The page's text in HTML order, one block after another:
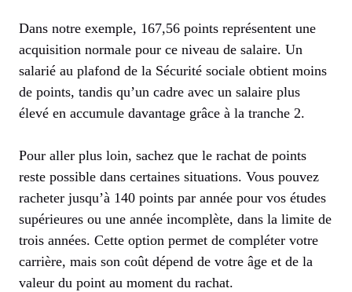
Dans notre exemple, 167,56 points représentent une
acquisition normale pour ce niveau de salaire. Un
salarié au plafond de la Sécurité sociale obtient moins
de points, tandis qu’un cadre avec un salaire plus
élevé en accumule davantage grâce à la tranche 2.
Pour aller plus loin, sachez que le rachat de points
reste possible dans certaines situations. Vous pouvez
racheter jusqu’à 140 points par année pour vos études
supérieures ou une année incomplète, dans la limite de
trois années. Cette option permet de compléter votre
carrière, mais son coût dépend de votre âge et de la
valeur du point au moment du rachat.